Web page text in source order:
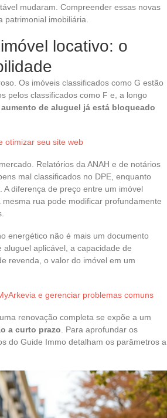
mudaram. Compreender essas novas
imobiliária.
locativo: o
Os imóveis classificados como G estão
pelos classificados como F e, a longo
de aluguel já está bloqueado
otimizar seu site web
Relatórios da ANAH e de notários
mal classificados no DPE, enquanto
diferença de preço entre um imóvel
rua pode modificar profundamente
energético não é mais um documento
aplicável, a capacidade de
revenda, o valor do imóvel em um
e gerenciar problemas comuns
renovação completa se expõe a um
a curto prazo . Para aprofundar os
do Guide Immo detalham os parâmetros a